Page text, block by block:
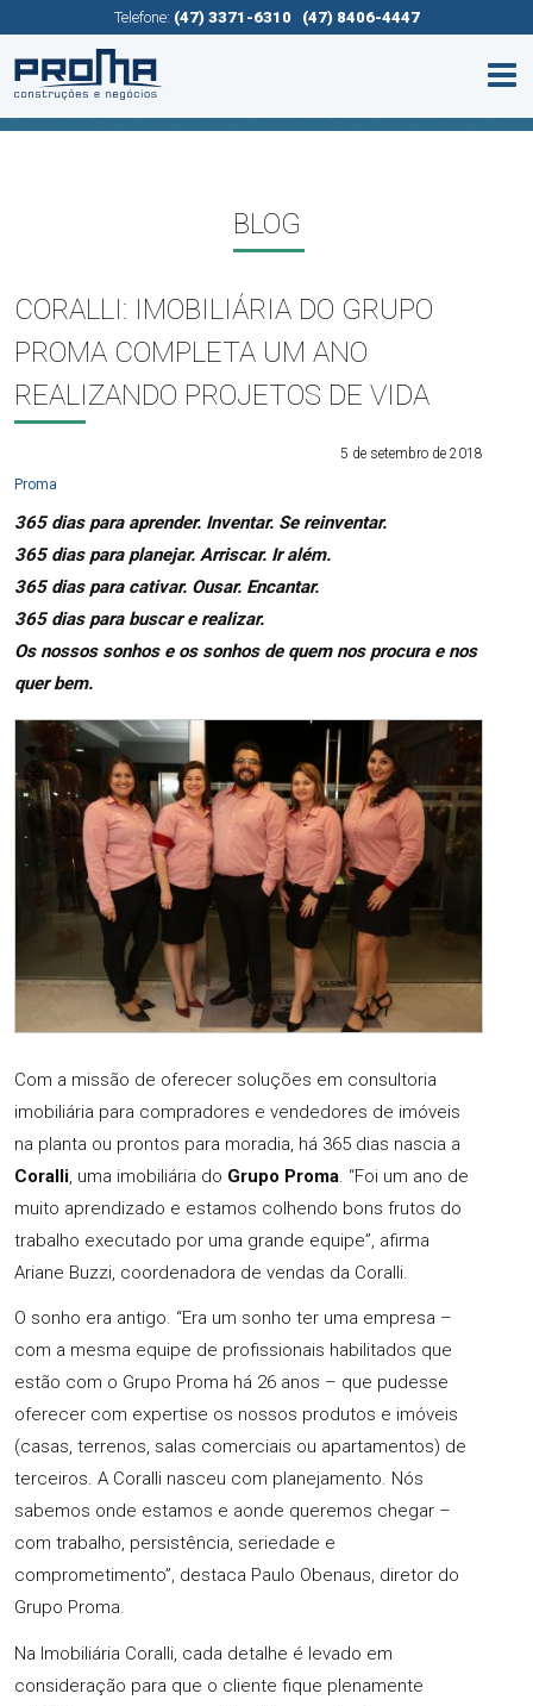
Telefone: (47) 3371-6310 (47) 8406-4447
BLOG
CORALLI: IMOBILIÁRIA DO GRUPO
PROMA COMPLETA UM ANO
REALIZANDO PROJETOS DE VIDA
5 de setembro de 2018
Proma
365 dias para aprender. Inventar. Se reinventar.
365 dias para planejar. Arriscar. Ir além.
365 dias para cativar. Ousar. Encantar.
365 dias para buscar e realizar.
Os nossos sonhos e os sonhos de quem nos procura e nos
quer bem.
Com a missão de oferecer soluções em consultoria
imobiliária para compradores e vendedores de imóveis
na planta ou prontos para moradia, há 365 dias nascia a
Coralli , uma imobiliária do Grupo Proma . “Foi um ano de
muito aprendizado e estamos colhendo bons frutos do
trabalho executado por uma grande equipe”, afirma
Ariane Buzzi, coordenadora de vendas da Coralli.
O sonho era antigo. “Era um sonho ter uma empresa –
com a mesma equipe de profissionais habilitados que
estão com o Grupo Proma há 26 anos – que pudesse
oferecer com expertise os nossos produtos e imóveis
(casas, terrenos, salas comerciais ou apartamentos) de
terceiros. A Coralli nasceu com planejamento. Nós
sabemos onde estamos e aonde queremos chegar –
com trabalho, persistência, seriedade e
comprometimento”, destaca Paulo Obenaus, diretor do
Grupo Proma.
Na Imobiliária Coralli, cada detalhe é levado em
consideração para que o cliente fique plenamente